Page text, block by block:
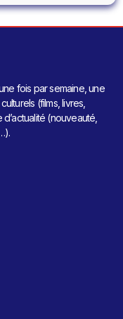
fois par semaine, une
(films, livres,
(nouveauté,